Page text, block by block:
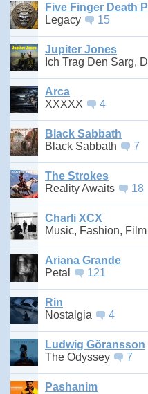
Five Finger Death
Legacy
15
Jupiter Jones
Ich Trag Den Sarg,
Arca
XXXXX
4
Black Sabbath
Black Sabbath
7
The Strokes
Reality Awaits
18
Charli XCX
Music, Fashion, Film
Ariana Grande
Petal
121
Rin
Nostalgia
4
Ludwig Göransson
The Odyssey
7
Pashanim